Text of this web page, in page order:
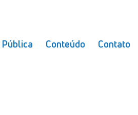
Conteúdo Contato